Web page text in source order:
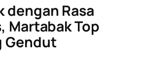
dengan Rasa
Martabak Top
Gendut